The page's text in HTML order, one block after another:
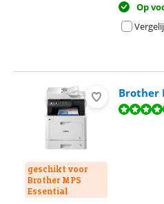
Op
geschikt voor
Brother MPS
Essential
Brother
Beoordeling is 8,6 van de 10,